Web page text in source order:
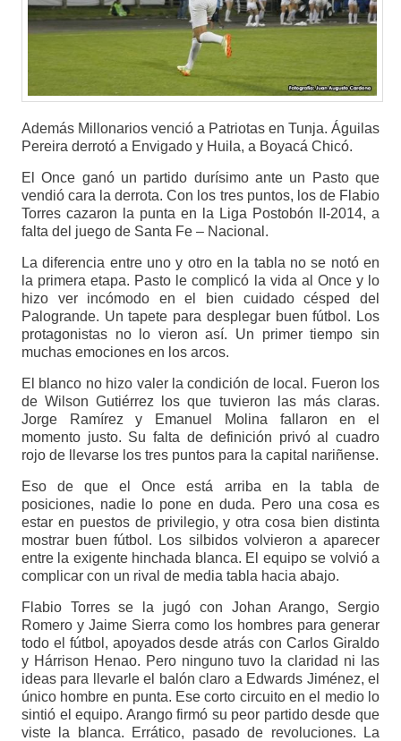
Además Millonarios venció a Patriotas en Tunja. Águilas
Pereira derrotó a Envigado y Huila, a Boyacá Chicó.
El Once ganó un partido durísimo ante un Pasto que
vendió cara la derrota. Con los tres puntos, los de Flabio
Torres cazaron la punta en la Liga Postobón II-2014, a
falta del juego de Santa Fe – Nacional.
La diferencia entre uno y otro en la tabla no se notó en
la primera etapa. Pasto le complicó la vida al Once y lo
hizo ver incómodo en el bien cuidado césped del
Palogrande. Un tapete para desplegar buen fútbol. Los
protagonistas no lo vieron así. Un primer tiempo sin
muchas emociones en los arcos.
El blanco no hizo valer la condición de local. Fueron los
de Wilson Gutiérrez los que tuvieron las más claras.
Jorge Ramírez y Emanuel Molina fallaron en el
momento justo. Su falta de definición privó al cuadro
rojo de llevarse los tres puntos para la capital nariñense.
Eso de que el Once está arriba en la tabla de
posiciones, nadie lo pone en duda. Pero una cosa es
estar en puestos de privilegio, y otra cosa bien distinta
mostrar buen fútbol. Los silbidos volvieron a aparecer
entre la exigente hinchada blanca. El equipo se volvió a
complicar con un rival de media tabla hacia abajo.
Flabio Torres se la jugó con Johan Arango, Sergio
Romero y Jaime Sierra como los hombres para generar
todo el fútbol, apoyados desde atrás con Carlos Giraldo
y Hárrison Henao. Pero ninguno tuvo la claridad ni las
ideas para llevarle el balón claro a Edwards Jiménez, el
único hombre en punta. Ese corto circuito en el medio lo
sintió el equipo. Arango firmó su peor partido desde que
viste la blanca. Errático, pasado de revoluciones. La